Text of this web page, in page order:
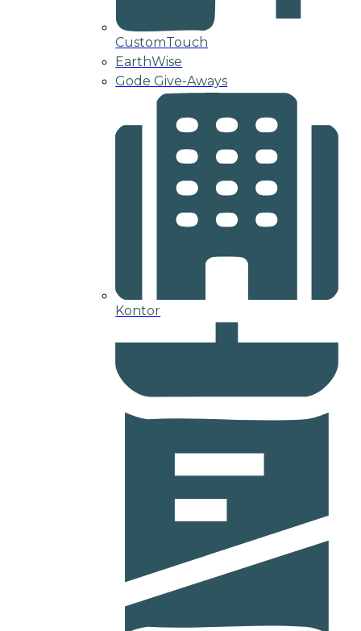
CustomTouch
EarthWise
Gode Give-Aways
Kontor